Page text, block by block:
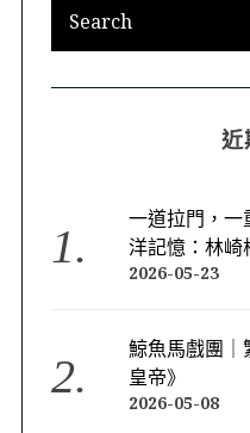
近
一道拉門，一
洋記憶：林崎
2026-05-23
鯨魚馬戲團｜
皇帝》
2026-05-08